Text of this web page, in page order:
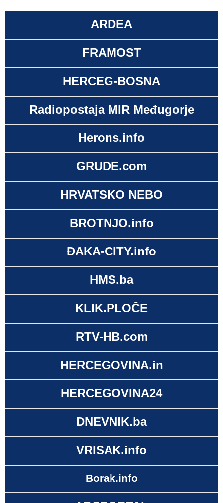
ARDEA
FRAMOST
HERCEG-BOSNA
Radiopostaja MIR Međugorje
Herons.info
GRUDE.com
HRVATSKO NEBO
BROTNJO.info
ĐAKA-CITY.info
HMS.ba
KLIK.PLOČE
RTV-HB.com
HERCEGOVINA.in
HERCEGOVINA24
DNEVNIK.ba
VRISAK.info
Borak.info